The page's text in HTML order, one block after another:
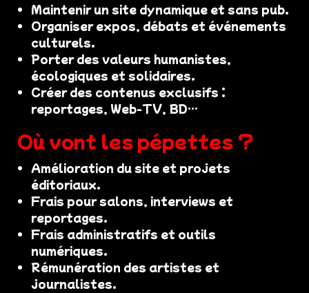
Maintenir un site dynamique et sans pub.
Organiser expos, débats et événements
culturels.
Porter des valeurs humanistes,
écologiques et solidaires.
Créer des contenus exclusifs :
reportages, Web-TV, BD…
Où vont les pépettes ?
Amélioration du site et projets
éditoriaux.
Frais pour salons, interviews et
reportages.
Frais administratifs et outils
numériques.
Rémunération des artistes et
journalistes.